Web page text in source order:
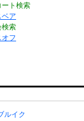
ト検索
ア
索
フ
ルイク